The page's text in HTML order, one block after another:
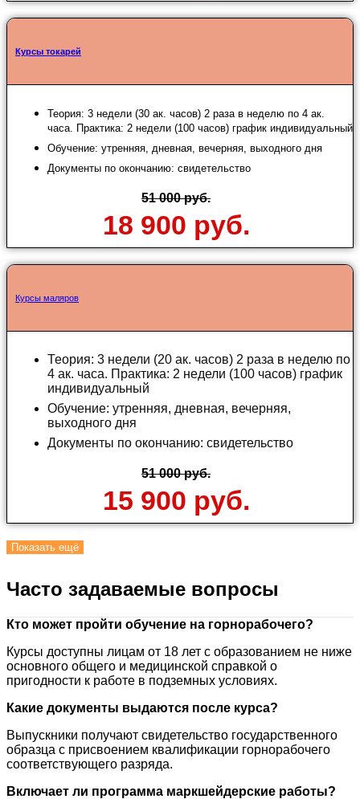
Курсы токарей
Теория: 3 недели (30 ак. часов) 2 раза в неделю по 4 ак.
часа. Практика: 2 недели (100 часов) график индивидуальный
Обучение: утренняя, дневная, вечерняя, выходного дня
Документы по окончанию: свидетельство
51 000 руб.
18 900 руб.
Курсы маляров
Теория: 3 недели (20 ак. часов) 2 раза в неделю по
4 ак. часа. Практика: 2 недели (100 часов) график
индивидуальный
Обучение: утренняя, дневная, вечерняя,
выходного дня
Документы по окончанию: свидетельство
51 000 руб.
15 900 руб.
Показать ещё
Часто задаваемые вопросы
Кто может пройти обучение на горнорабочего?
Курсы доступны лицам от 18 лет с образованием не ниже
основного общего и медицинской справкой о
пригодности к работе в подземных условиях.
Какие документы выдаются после курса?
Выпускники получают свидетельство государственного
образца с присвоением квалификации горнорабочего
соответствующего разряда.
Включает ли программа маркшейдерские работы?